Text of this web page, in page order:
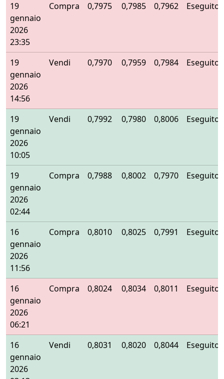
19
gennaio
2026
23:35
Compra 0,7975 0,7985 0,7962 Eseguito
19
gennaio
2026
14:56
Vendi 0,7970 0,7959 0,7984 Eseguito
19
gennaio
2026
10:05
Vendi 0,7992 0,7980 0,8006 Eseguito
19
gennaio
2026
02:44
Compra 0,7988 0,8002 0,7970 Eseguito
16
gennaio
2026
11:56
Compra 0,8010 0,8025 0,7991 Eseguito
16
gennaio
2026
06:21
Compra 0,8024 0,8034 0,8011 Eseguito
16
gennaio
2026
Vendi 0,8031 0,8020 0,8044 Eseguito